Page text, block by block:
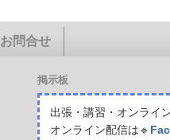
お問合せ
掲示板
出張・講習・オンライ
オンライン配信は🔹